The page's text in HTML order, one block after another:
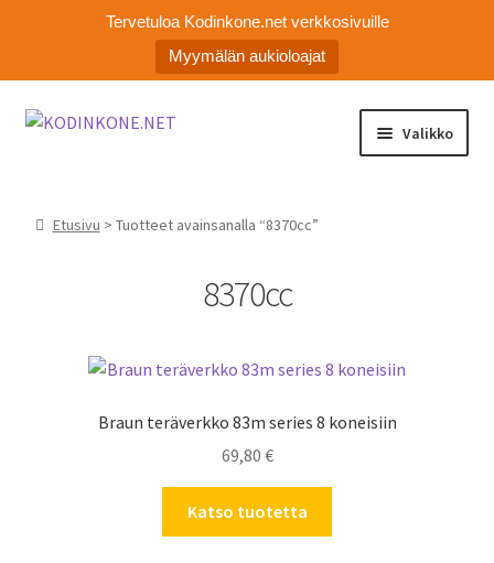
Tervetuloa Kodinkone.net verkkosivuille
Myymälän aukioloajat
Siirry
Siirry
Valikko
Asiakaspalvelu
Etusivu > Tuotteet avainsanalla “8370cc”
8370cc
Braun teräverkko 83m series 8 koneisiin
69,80 €
Katso tuotetta